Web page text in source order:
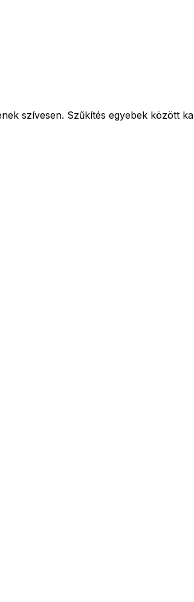
szívesen. Szűkítés egyebek között